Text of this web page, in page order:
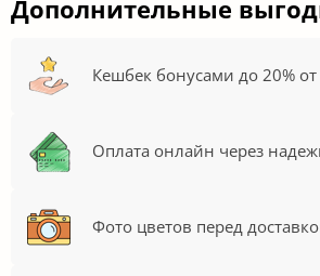
Дополнительные
Кешбек бонусами до 20%
Оплата онлайн через
Фото цветов перед